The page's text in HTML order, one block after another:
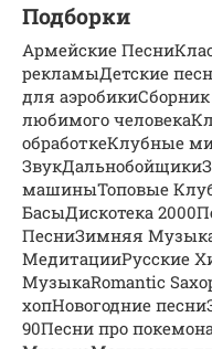
Подборки
Армейские
рекламыДетские
для
любимого
обработкеКлубные
машиныТоповые
БасыДискотека
ПесниЗимняя
МедитацииРусские
МузыкаRomantic
хопНовогодние
90Песни про